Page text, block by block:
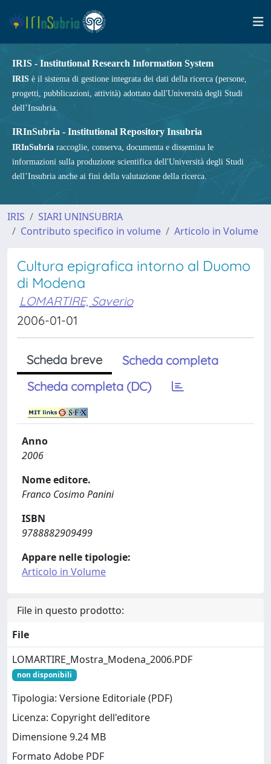
IRIS - Institutional Research Information System
IRIS è il sistema di gestione integrata dei dati della ricerca (persone,
progetti, pubblicazioni, attività) adottato dall'Università degli Studi
dell’Insubria.
IRInSubria - Institutional Repository Insubria
IRInSubria raccoglie, conserva, documenta e dissemina le
informazioni sulla produzione scientifica dell'Università degli Studi
dell’Insubria anche ai fini della valutazione della ricerca.
IRIS
SIARI UNINSUBRIA
Contributo specifico in volume
Articolo in Volume
Cultura epigrafica intorno al Duomo
di Modena
LOMARTIRE, Saverio
2006-01-01
Scheda breve
Scheda completa
Scheda completa (DC)
Anno
2006
Nome editore.
Franco Cosimo Panini
ISBN
9788882909499
Appare nelle tipologie:
Articolo in Volume
File in questo prodotto:
File
LOMARTIRE_Mostra_Modena_2006.PDF
non disponibili
Tipologia: Versione Editoriale (PDF)
Licenza: Copyright dell'editore
Dimensione 9.24 MB
Formato Adobe PDF